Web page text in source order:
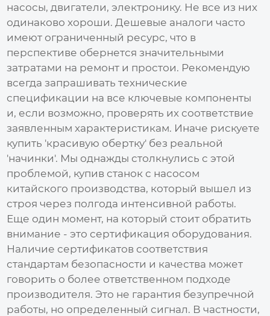
насосы, двигатели, электронику. Не все из них
одинаково хороши. Дешевые аналоги часто
имеют ограниченный ресурс, что в
перспективе обернется значительными
затратами на ремонт и простои. Рекомендую
всегда запрашивать технические
спецификации на все ключевые компоненты
и, если возможно, проверять их соответствие
заявленным характеристикам. Иначе рискуете
купить 'красивую обертку' без реальной
'начинки'. Мы однажды столкнулись с этой
проблемой, купив станок с насосом
китайского производства, который вышел из
строя через полгода интенсивной работы.
Еще один момент, на который стоит обратить
внимание - это сертификация оборудования.
Наличие сертификатов соответствия
стандартам безопасности и качества может
говорить о более ответственном подходе
производителя. Это не гарантия безупречной
работы, но определенный сигнал. В частности,